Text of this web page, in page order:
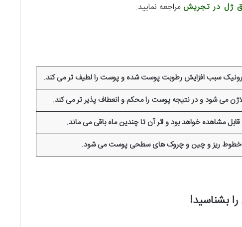
ژل در تجریش مراجعه نمایید.
سبب افزایش رطوبت پوست شده و پوست را لطیف تر می کند.
می شود و در نتیجه پوست را محکم و انعطاف پذیر تر می کند.
قابل مشاهده خواهد بود و اثر آن تا چندین ماه باقی می ماند.
خطوط ریز و چین و چروک های سطحی پوست می شود.